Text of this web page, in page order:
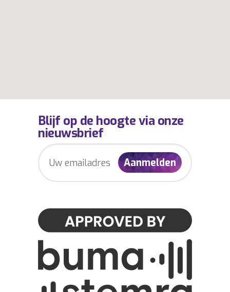
Blijf op de hoogte via onze
nieuwsbrief